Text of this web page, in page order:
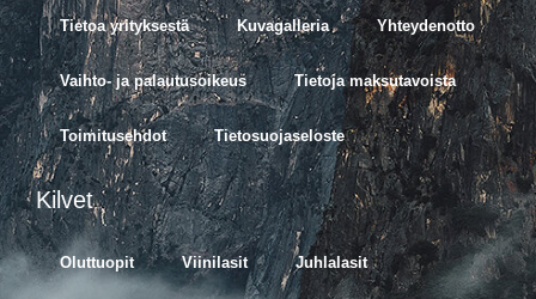
Tietoa yrityksestä Kuvagalleria Yhteydenotto
Vaihto- ja palautusoikeus Tietoja maksutavoista
Toimitusehdot Tietosuojaseloste
Kilvet
Oluttuopit Viinilasit Juhlalasit